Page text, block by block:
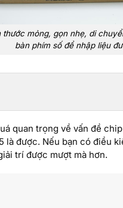
thước mỏng, gọn nhẹ, di
bàn phím số để nhập liệu
quan trọng về vấn đề
là được. Nếu bạn có điều
trí được mượt mà hơn.